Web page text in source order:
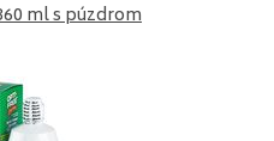
ml s púzdrom